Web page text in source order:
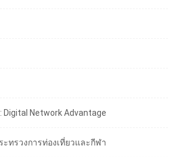
Digital Network Advantage
ทรวงการท่องเที่ยวและกีฬา